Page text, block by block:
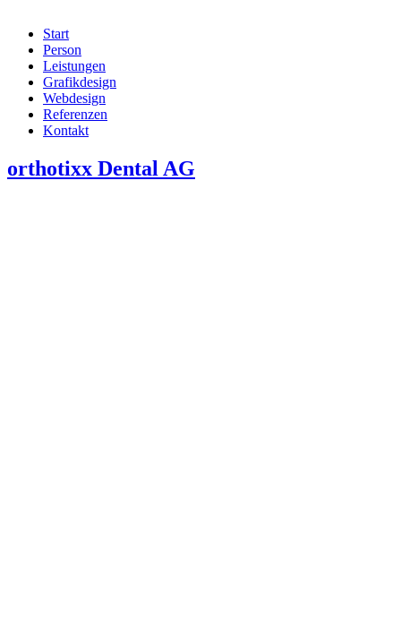
Start
Person
Leistungen
Grafikdesign
Webdesign
Referenzen
Kontakt
orthotixx Dental AG